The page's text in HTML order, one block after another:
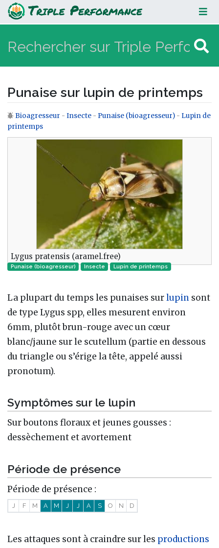
Punaise sur lupin de printemps
Punaise sur lupin de printemps
Aller à :navigation,rechercher
Bioagresseur - Insecte - Punaise (bioagresseur) - Lupin de
printemps
Lygus pratensis (aramel.free)
Punaise (bioagresseur) Insecte‎ Lupin de printemps
La plupart du temps les punaises surlupin sont
de type Lygus spp, elles mesurent environ
6mm, plutôt brun-rouge avec un cœur
blanc/jaune sur le scutellum (partie en dessous
du triangle ou s’érige la tête, appelé aussi
pronotum).
Symptômes sur le lupin
Sur boutons floraux et jeunes gousses :
dessèchement et avortement
Période de présence
Période de présence :
J F M A M J J A S O N D
Les attaques sont à craindre sur les productions